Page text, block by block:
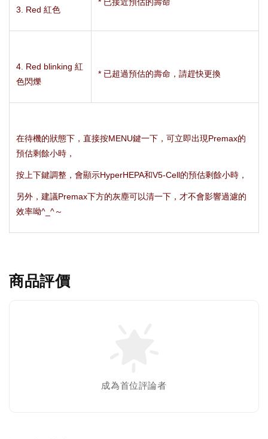
3. Red 紅色
4. Red blinking 紅
色閃爍
* 已超過預估的壽命，請趕快更換
在待機的狀態下，直接按MENU鍵一下，可立即出現Premax的
預估剩餘小時，
按上下鍵調整，會顯示HyperHEPA和V5-Cell的預估剩餘小時，
另外，建議Premax下方的灰塵可以清一下，才不會影響過濾的
效率呦^_^～
商品評價
成為首位評論者